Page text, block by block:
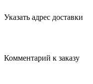
Указать адрес доставки
Комментарий к заказу